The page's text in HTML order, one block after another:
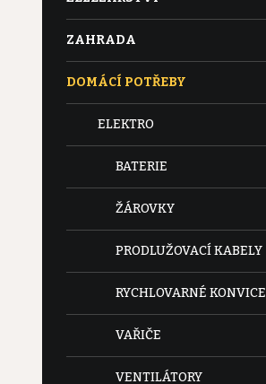
ZAHRADA
DOMÁCÍ POTŘEBY
ELEKTRO
BATERIE
ŽÁROVKY
PRODLUŽOVACÍ KABELY
RYCHLOVARNÉ KONVICE
VAŘIČE
VENTILÁTORY